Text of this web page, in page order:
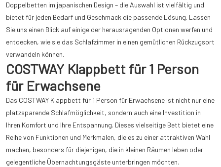
Doppelbetten im japanischen Design – die Auswahl ist vielfältig und
bietet für jeden Bedarf und Geschmack die passende Lösung. Lassen
Sie uns einen Blick auf einige der herausragenden Optionen werfen und
entdecken, wie sie das Schlafzimmer in einen gemütlichen Rückzugsort
verwandeln können.
COSTWAY Klappbett für 1 Person
für Erwachsene
Das COSTWAY Klappbett für 1 Person für Erwachsene ist nicht nur eine
platzsparende Schlafmöglichkeit, sondern auch eine Investition in
Ihren Komfort und Ihre Entspannung. Dieses vielseitige Bett bietet eine
Reihe von Funktionen und Merkmalen, die es zu einer attraktiven Wahl
machen, besonders für diejenigen, die in kleinen Räumen leben oder
gelegentliche Übernachtungsgäste unterbringen möchten.